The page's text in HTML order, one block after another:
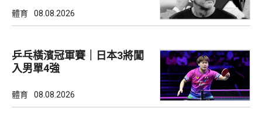
體育 08.08.2026
乒乓橫濱冠軍賽｜日本3將闖
入男單4強
體育 08.08.2026